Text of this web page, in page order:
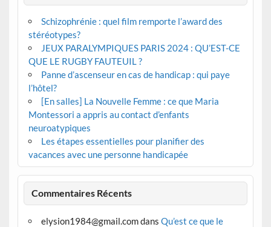
Schizophrénie : quel film remporte l’award des
stéréotypes?
JEUX PARALYMPIQUES PARIS 2024 : QU’EST-CE
QUE LE RUGBY FAUTEUIL ?
Panne d’ascenseur en cas de handicap : qui paye
l’hôtel?
[En salles] La Nouvelle Femme : ce que Maria
Montessori a appris au contact d’enfants
neuroatypiques
Les étapes essentielles pour planifier des
vacances avec une personne handicapée
Commentaires Récents
elysion1984@gmail.comdans Qu’est ce que le